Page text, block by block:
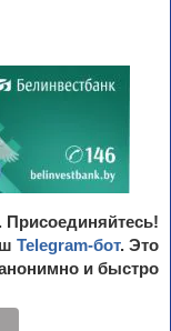
. Присоединяйтесь!
Telegram-бот. Это
и быстро